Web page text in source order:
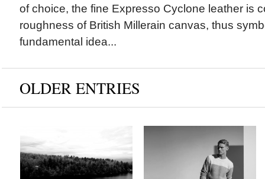
of choice, the fine Expresso Cyclone leather is
roughness of British Millerain canvas, thus
fundamental idea...
OLDER ENTRIES
PRPS Goods & Co x
Fall/Winter 2012
Collection
Zalando Collection x
Fall/Winter 2012